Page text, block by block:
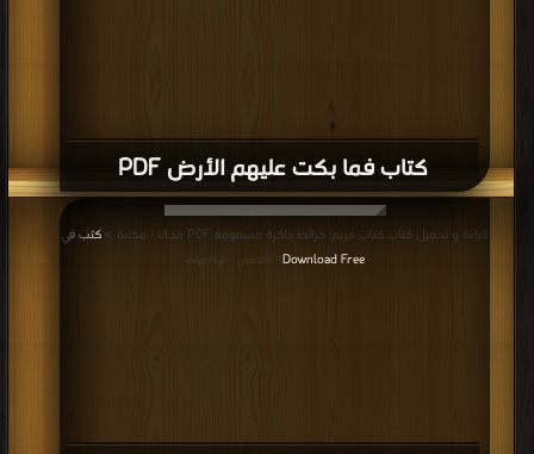
كتاب فما بكت عليهم الأرض PDF
قراءة و تحميل كتاب كتاب مريم: خرائط ذاكرة مسمومة PDF مجانا | مكتبة >
كتب في
Download Free
| التحميل : مرة/مرات